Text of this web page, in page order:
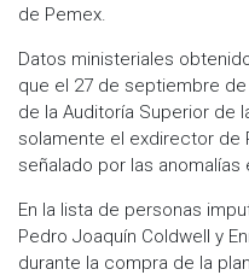
de Pemex.
Datos ministeriales
que el 27 de septiembre de
de la Auditoría Superior de
solamente el exdirector de
señalado por las
En la lista de personas
Pedro Joaquín Coldwell y
durante la compra de la